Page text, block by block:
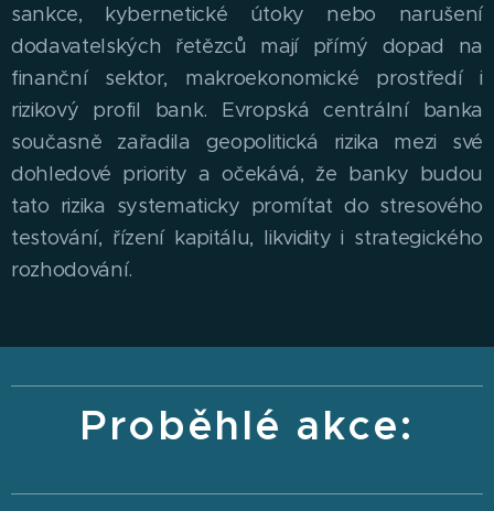
sankce, kybernetické útoky nebo narušení
dodavatelských řetězců mají přímý dopad na
finanční sektor, makroekonomické prostředí i
rizikový profil bank. Evropská centrální banka
současně zařadila geopolitická rizika mezi své
dohledové priority a očekává, že banky budou
tato rizika systematicky promítat do stresového
testování, řízení kapitálu, likvidity i strategického
rozhodování.
Proběhlé akce: